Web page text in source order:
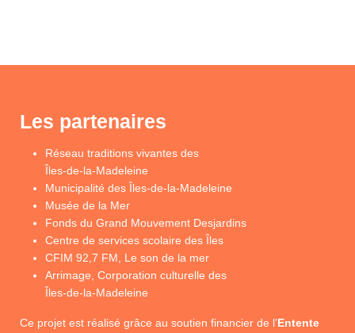
Les partenaires
Réseau traditions vivantes des
Îles-de-la-Madeleine
Municipalité des Îles-de-la-Madeleine
Musée de la Mer
Fonds du Grand Mouvement Desjardins
Centre de services scolaire des Îles
CFIM 92,7 FM, Le son de la mer
Arrimage, Corporation culturelle des
Îles-de-la-Madeleine
Ce projet est réalisé grâce au soutien financier de l’Entente